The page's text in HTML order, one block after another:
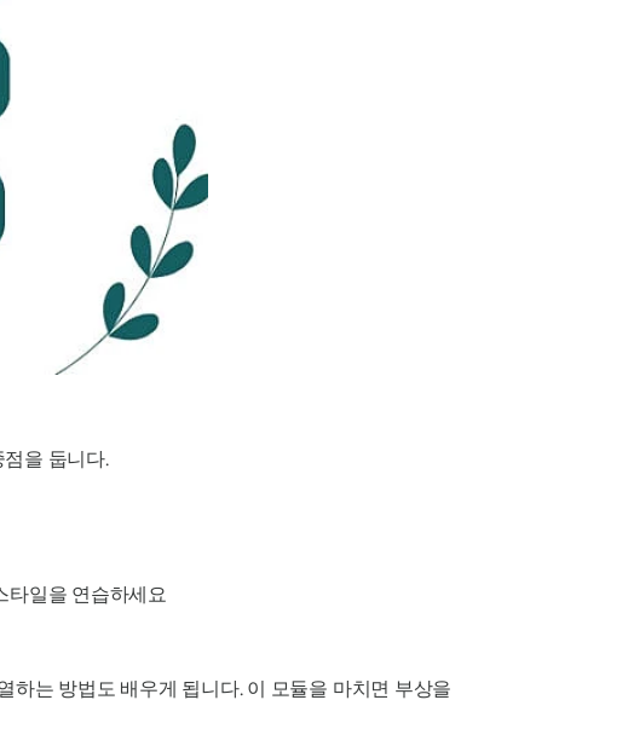
을 둡니다.
타일을 연습하세요
는 방법도 배우게 됩니다. 이 모듈을 마치면 부상을